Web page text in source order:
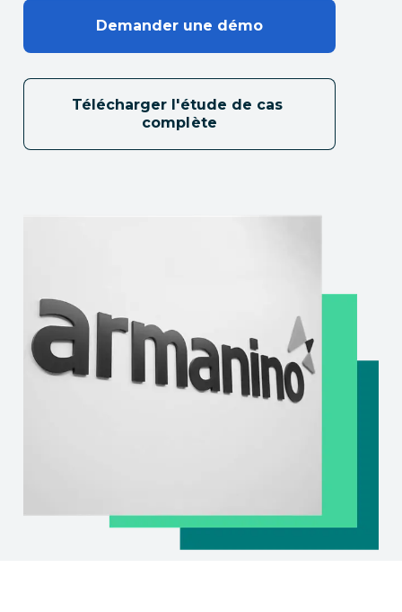
Demander une démo
Télécharger l'étude de cas
complète